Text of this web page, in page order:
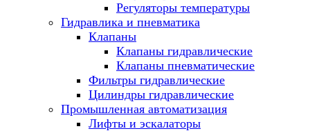
Регуляторы температуры
Гидравлика и пневматика
Клапаны
Клапаны гидравлические
Клапаны пневматические
Фильтры гидравлические
Цилиндры гидравлические
Промышленная автоматизация
Лифты и эскалаторы